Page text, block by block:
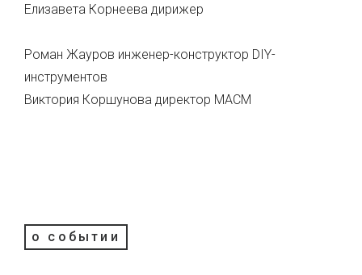
Елизавета Корнеева дирижер
Роман Жауров инженер-конструктор DIY-
инструментов
Виктория Коршунова директор МАСМ
о событии